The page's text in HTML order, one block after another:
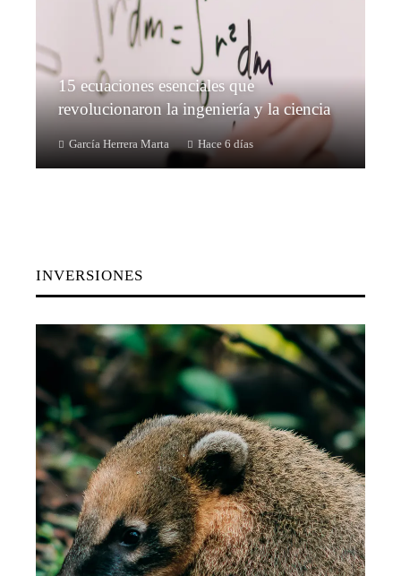
15 ecuaciones esenciales que
revolucionaron la ingeniería y la ciencia
García Herrera Marta Hace 6 días
INVERSIONES